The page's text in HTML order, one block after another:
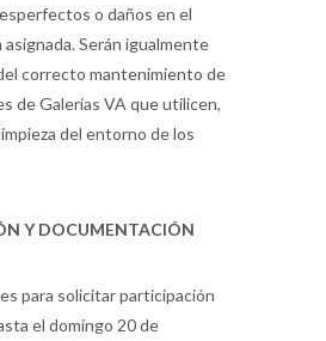
o daños en el
asignada. Serán igualmente
correcto mantenimiento de
de Galerías VA que utilicen,
del entorno de los
Y DOCUMENTACIÓN
para solicitar participación
el domingo 20 de